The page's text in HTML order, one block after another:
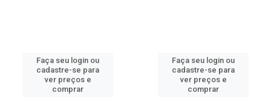
Faça seu login ou
cadastre-se para
ver preços e
comprar
Faça seu login ou
cadastre-se para
ver preços e
comprar